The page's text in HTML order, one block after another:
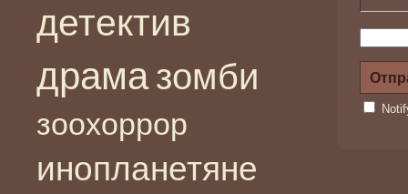
детектив
драма зомби
зоохоррор
инопланетяне